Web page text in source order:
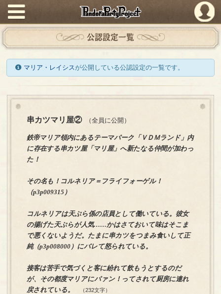
PandoraPartyProject
公認設定一覧
マリア・レイシスが公開している公認設定の一覧です。
串カツマリ屋② （全員に公開）
鉄帝マリア領内にあるテーマパーク「ＶＤＭランド」内
に存在する串カツ屋「マリ屋」へ新たなる仲間が加わっ
た！
その名も！コルネリア＝フライフォーゲル！
（p3p009315）
コルネリアは天ぷら係の店員として働いている。彼女
の揚げた天ぷらが人気……かはさておいて味はそこま
で悪くないようだ。たまに串カツをつまみ食いして正
純（p3p008000）にバレて怒られている。
接客は苦手で気づくと客に紛れて飲もうとするのだ
が、その都度マリアにパァン！ってされて厨房に連れ
戻されている。
（232文字）